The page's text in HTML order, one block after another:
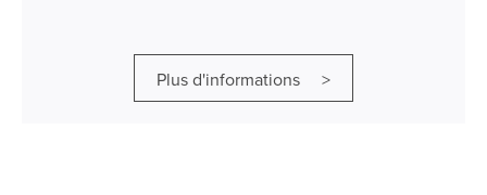
Plus d'informations >